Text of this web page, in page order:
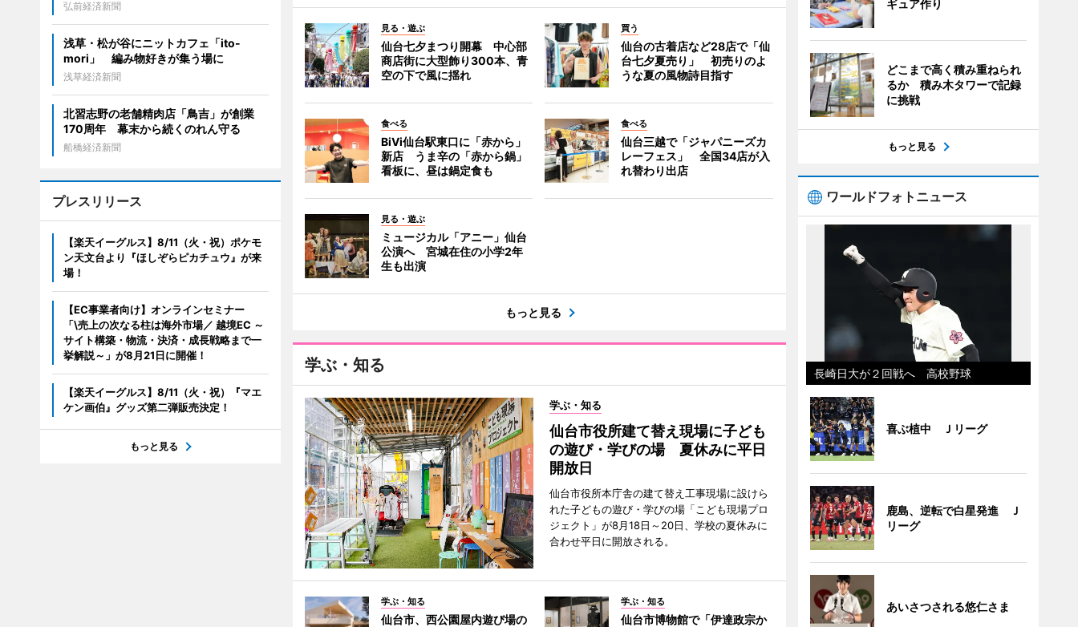
見る・遊ぶ
仙台七夕まつり開幕 中心部
商店街に大型飾り300本、青
空の下で風に揺れ
買う
仙台の古着店など28店で「仙
台七夕夏売り」 初売りのよ
うな夏の風物詩目指す
食べる
BiVi仙台駅東口に「赤から」
新店 うま辛の「赤から鍋」
看板に、昼は鍋定食も
食べる
仙台三越で「ジャパニーズカ
レーフェス」 全国34店が入
れ替わり出店
見る・遊ぶ
ミュージカル「アニー」仙台
公演へ 宮城在住の小学2年
生も出演
もっと見る
学ぶ・知る
学ぶ・知る
仙台市役所建て替え現場に子ども
の遊び・学びの場 夏休みに平日
開放日
仙台市役所本庁舎の建て替え工事現場に設けら
れた子どもの遊び・学びの場「こども現場プロ
ジェクト」が8月18日～20日、学校の夏休みに
合わせ平日に開放される。
学ぶ・知る
仙台市、西公園屋内遊び場の
学ぶ・知る
仙台市博物館で「伊達政宗か
弘前経済新聞
浅草・松が谷にニットカフェ「ito-
mori」 編み物好きが集う場に
浅草経済新聞
北習志野の老舗精肉店「鳥吉」が創業
170周年 幕末から続くのれん守る
船橋経済新聞
プレスリリース
【楽天イーグルス】8/11（火・祝）ポケモ
ン天文台より『ほしぞらピカチュウ』が来
場！
【EC事業者向け】オンラインセミナー
「\売上の次なる柱は海外市場／ 越境EC ～
サイト構築・物流・決済・成長戦略まで一
挙解説～」が8月21日に開催！
【楽天イーグルス】8/11（火・祝）『マエ
ケン画伯』グッズ第二弾販売決定！
もっと見る
ギュア作り
どこまで高く積み重ねられ
るか 積み木タワーで記録
に挑戦
もっと見る
ワールドフォトニュース
長崎日大が２回戦へ 高校野球
喜ぶ植中 Ｊリーグ
鹿島、逆転で白星発進 Ｊ
リーグ
あいさつされる悠仁さま